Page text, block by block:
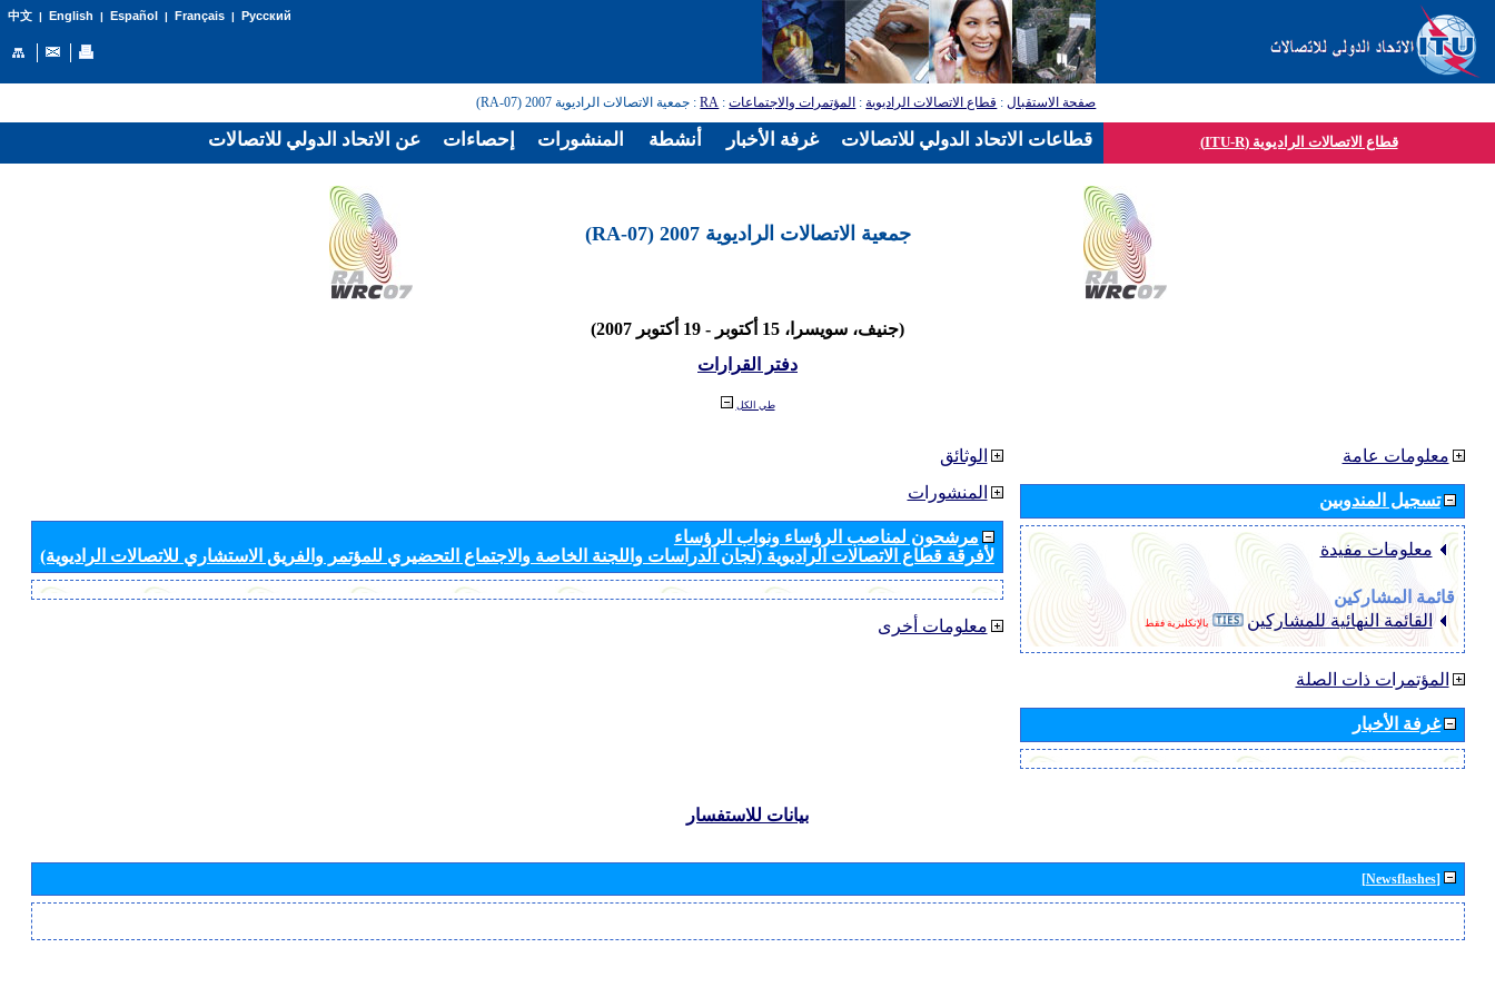
中文| English | Español | Français| Русский
صفحة الاستقبال: قطاع الاتصالات الراديوية: المؤتمرات والاجتماعات:
RA: جمعية الاتصالات الراديوية 2007 (RA-07)
قطاع الاتصالات الراديوية (ITU-R)
جمعية الاتصالات الراديوية 2007 (RA-07)
(جنيف، سويسرا، 15 أكتوبر - 19 أكتوبر 2007)
دفتر القرارات
طي الكل
الوثائق
المنشورات
مرشحون لمناصب الرؤساء ونواب الرؤساء
لأفرقة قطاع الاتصالات الراديوية (لجان الدراسات واللجنة الخاصة والاجتماع التحضيري للمؤتمر والفريق الاستشاري للاتصالات الراديوية)
معلومات أخرى
معلومات عامة
تسجيل المندوبين
معلومات مفيدة
قائمة المشاركين
القائمة النهائية للمشاركين
بالإنكليزية فقط
المؤتمرات ذات الصلة
غرفة الأخبار
بيانات للاستفسار
[Newsflashes]
عن الاتحاد الدولي للاتصالات إحصاءات المنشورات أنشطة غرفة الأخبار قطاعات الاتحاد الدولي للاتصالات